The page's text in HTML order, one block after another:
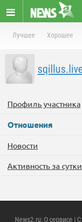
Лучшее Хорошее
Профиль участника
Отношения
Новости
Активность за сутки
News2.ru: О сервисе |